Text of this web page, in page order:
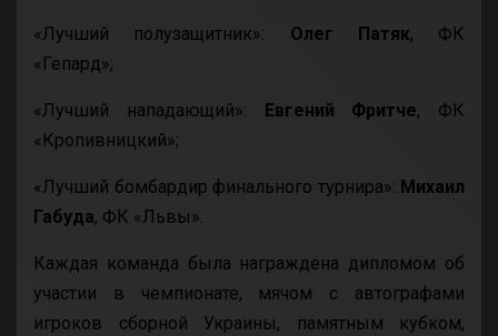
«Лучший полузащитник»: Олег Патяк, ФК
«Гепард»;
«Лучший нападающий»: Евгений Фритче, ФК
«Кропивницкий»;
«Лучший бомбардир финального турнира»: Михаил
Габуда, ФК «Львы».
Каждая команда была награждена дипломом об
участии в чемпионате, мячом с автографами
игроков сборной Украины, памятным кубком,